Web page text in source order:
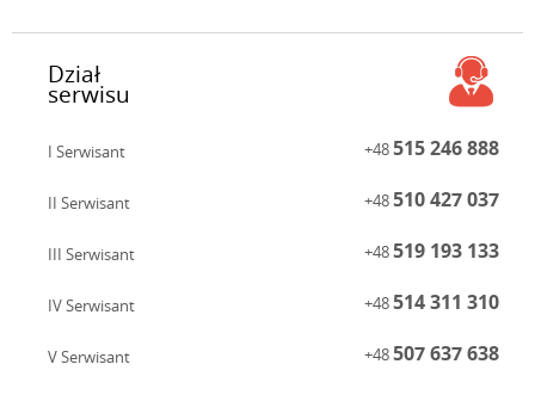
Dział
serwisu
I Serwisant +48515 246 888
II Serwisant +48510 427 037
III Serwisant +48519 193 133
IV Serwisant +48514 311 310
V Serwisant +48507 637 638